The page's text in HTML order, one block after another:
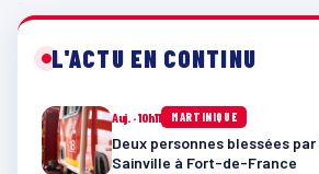
L'ACTU EN CONTINU
Auj. · 10h11 MARTINIQUE
Deux personnes blessées
Sainville à Fort-de-France